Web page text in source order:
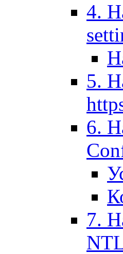
4.
5.
6.
7.